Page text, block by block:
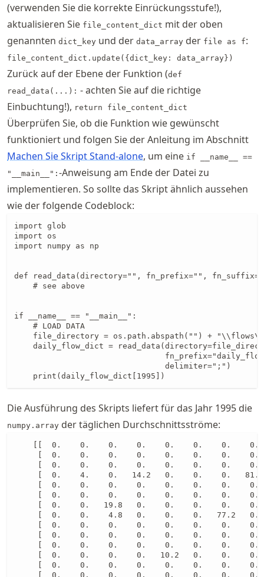
(verwenden Sie die korrekte Einrückungsstufe!),
aktualisieren Sie file_content_dict mit der oben
genannten dict_key und der data_array der file as f:
file_content_dict.update({dict_key: data_array})
Zurück auf der Ebene der Funktion (def
read_data(...): - achten Sie auf die richtige
Einbuchtung!), return file_content_dict
Überprüfen Sie, ob die Funktion wie gewünscht
funktioniert und folgen Sie der Anleitung im Abschnitt
Machen Sie Skript Stand-alone, um eine if __name__ ==
"__main__": -Anweisung am Ende der Datei zu
implementieren. So sollte das Skript ähnlich aussehen
wie der folgende Codeblock:
import glob
import os
import numpy as np
def read_data(directory="", fn_prefix="",
    # see above
if __name__ == "__main__":
    # LOAD DATA
file_directory = os.path.abspath("") +
daily_flow_dict =
                                delimiter=";")
    print(daily_flow_dict[1995])
Die Ausführung des Skripts liefert für das Jahr 1995 die
numpy.array der täglichen Durchschnittsströme:
[[  0.    0.    0.    0.    0.    0.    0.    0.
[  0.    0.    0.    0.    0.    0.    0.    0.
[  0.    0.    0.    0.    0.    0.    0.    0.
[  0.    4.    0.   14.2   0.    0.    0.
[  0.    0.    0.    0.    0.    0.    0.    0.
[  0.    0.    0.    0.    0.    0.    0.    0.
[  0.    0.   19.8   0.    0.    0.    0.    0.
[  0.    0.    4.8   0.    0.    0.   77.2   0.
[  0.    0.    0.    0.    0.    0.    0.    0.
[  0.    0.    0.    0.    0.    0.    0.    0.
[  0.    0.    0.    0.    0.    0.    0.    0.
[  0.    0.    0.    0.   10.2   0.    0.    0.
[  0.    0.    0.    0.    0.    0.    0.    0.
[  0.    0.    0.    0.    0.    0.    0.    0.